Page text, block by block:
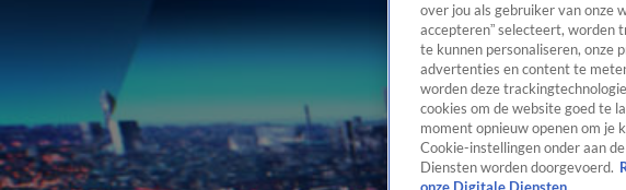
over jou als gebruiker van onze
accepteren” selecteert, worden
te kunnen personaliseren, onze
advertenties en content te
worden deze
cookies om de website goed te
moment opnieuw openen om je
Cookie-instellingen onder aan
Diensten worden doorgevoerd.